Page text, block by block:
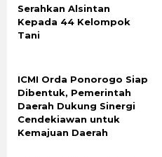
Serahkan Alsintan
Kepada 44 Kelompok
Tani
ICMI Orda Ponorogo Siap
Dibentuk, Pemerintah
Daerah Dukung Sinergi
Cendekiawan untuk
Kemajuan Daerah